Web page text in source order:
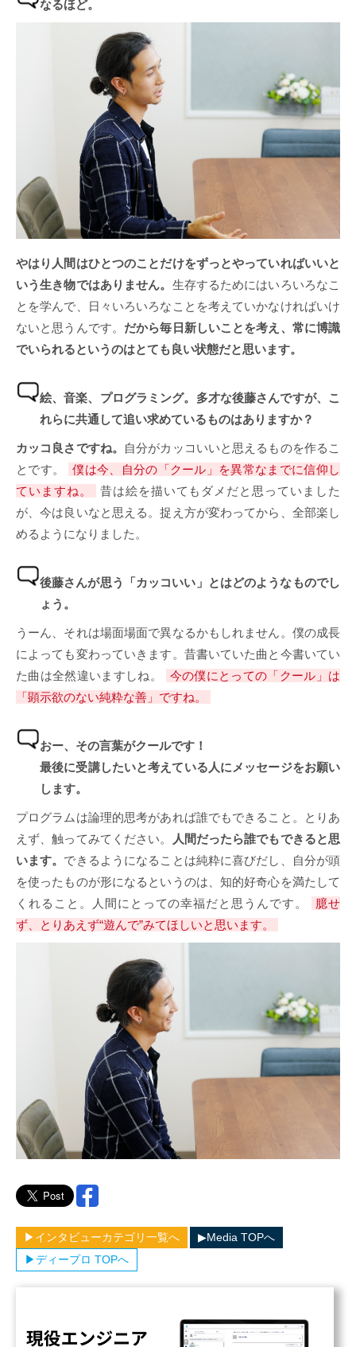
なるほど。
やはり人間はひとつのことだけをずっとやっていればいいと
いう生き物ではありません。 生存するためにはいろいろなこ
とを学んで、日々いろいろなことを考えていかなければいけ
ないと思うんです。 だから毎日新しいことを考え、常に博識
でいられるというのはとても良い状態だと思います。
絵、音楽、プログラミング。多才な後藤さんですが、こ
れらに共通して追い求めているものはありますか？
カッコ良さですね。
自分がカッコいいと思えるものを作るこ
とです。
僕は今、自分の「クール」を異常なまでに信仰し
ていますね。
昔は絵を描いてもダメだと思っていました
が、今は良いなと思える。捉え方が変わってから、全部楽し
めるようになりました。
後藤さんが思う「カッコいい」とはどのようなものでし
ょう。
うーん、それは場面場面で異なるかもしれません。僕の成長
によっても変わっていきます。昔書いていた曲と今書いてい
た曲は全然違いますしね。
今の僕にとっての「クール」は
「顕示欲のない純粋な善」ですね。
おー、その言葉がクールです！
最後に受講したいと考えている人にメッセージをお願い
します。
プログラムは論理的思考があれば誰でもできること。とりあ
えず、触ってみてください。
人間だったら誰でもできると思
います。 できるようになることは純粋に喜びだし、自分が頭
を使ったものが形になるというのは、知的好奇心を満たして
くれること。人間にとっての幸福だと思うんです。
臆せ
ず、とりあえず“遊んで”みてほしいと思います。
▶︎インタビューカテゴリ一覧へ
▶︎Media TOPへ
▶︎ディープロ TOPへ